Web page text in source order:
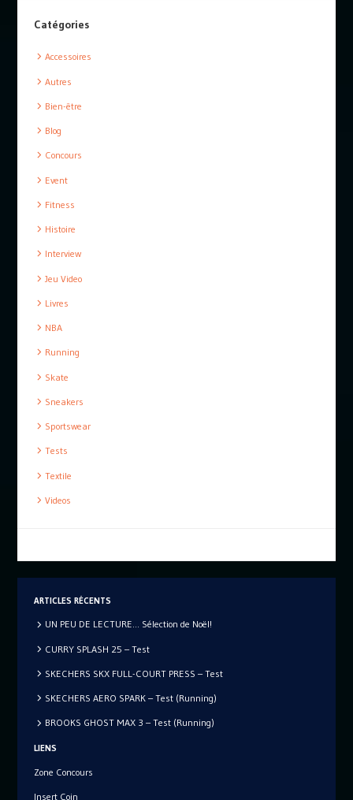
Catégories
Accessoires
Autres
Bien-être
Blog
Concours
Event
Fitness
Histoire
Interview
Jeu Video
Livres
NBA
Running
Skate
Sneakers
Sportswear
Tests
Textile
Videos
ARTICLES RÉCENTS
UN PEU DE LECTURE… Sélection de Noël!
CURRY SPLASH 25 – Test
SKECHERS SKX FULL-COURT PRESS – Test
SKECHERS AERO SPARK – Test (Running)
BROOKS GHOST MAX 3 – Test (Running)
LIENS
Zone Concours
Insert Coin